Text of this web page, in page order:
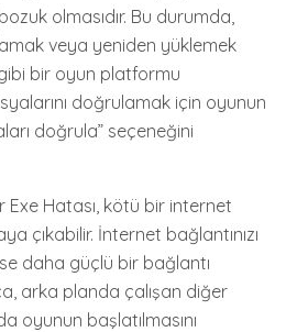
olmasıdır. Bu durumda,
veya yeniden yüklemek
bir oyun platformu
doğrulamak için oyunun
doğrula” seçeneğini
Exe Hatası, kötü bir internet
çıkabilir. İnternet bağlantınızı
daha güçlü bir bağlantı
arka planda çalışan diğer
oyunun başlatılmasını